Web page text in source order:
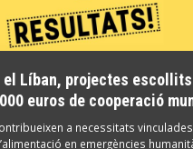
el Líban, projectes
euros de cooperació
a necessitats vinculades
en emergències